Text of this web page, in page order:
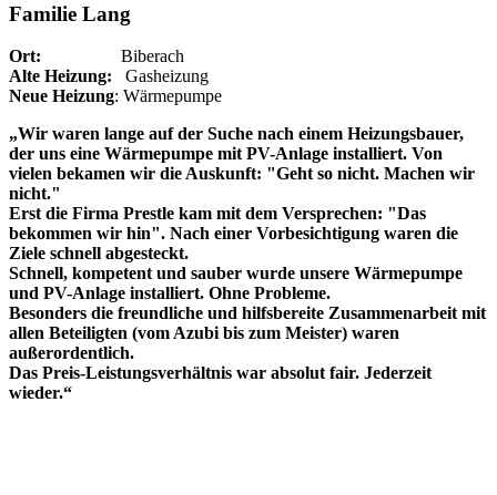
Familie Lang
Ort: Biberach
Alte Heizung: Gasheizung
Neue Heizung: Wärmepumpe
„Wir waren lange auf der Suche nach einem Heizungsbauer,
der uns eine Wärmepumpe mit PV-Anlage installiert. Von
vielen bekamen wir die Auskunft: "Geht so nicht. Machen wir
nicht."
Erst die Firma Prestle kam mit dem Versprechen: "Das
bekommen wir hin". Nach einer Vorbesichtigung waren die
Ziele schnell abgesteckt.
Schnell, kompetent und sauber wurde unsere Wärmepumpe
und PV-Anlage installiert. Ohne Probleme.
Besonders die freundliche und hilfsbereite Zusammenarbeit mit
allen Beteiligten (vom Azubi bis zum Meister) waren
außerordentlich.
Das Preis-Leistungsverhältnis war absolut fair. Jederzeit
wieder.“